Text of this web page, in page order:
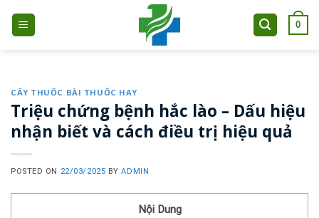
0
CÂY THUỐC BÀI THUỐC HAY
Triệu chứng bệnh hắc lào – Dấu hiệu
nhận biết và cách điều trị hiệu quả
POSTED ON 22/03/2025 BYADMIN
Nội Dung